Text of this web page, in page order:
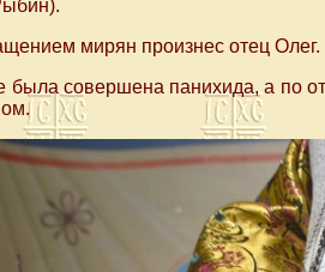
мирян произнес отец Олег.
совершена панихида, а по